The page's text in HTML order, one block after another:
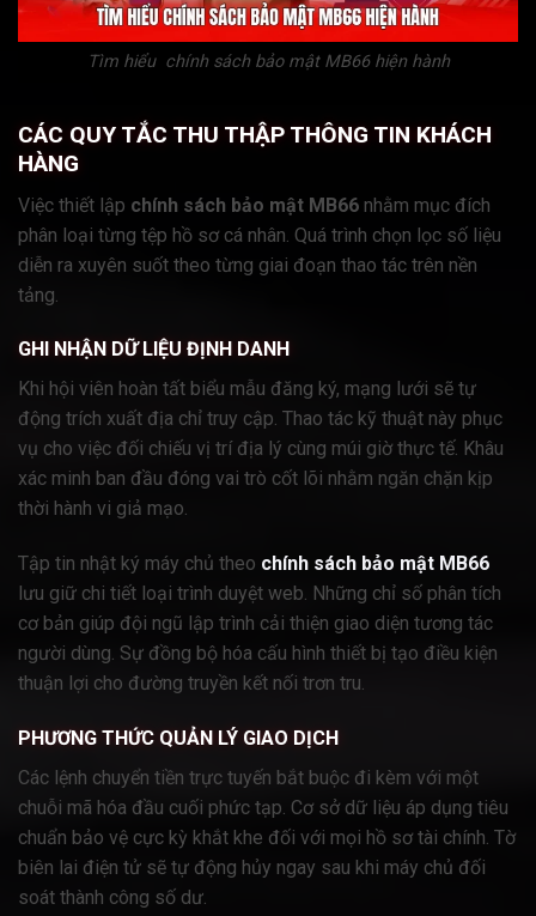
Tìm hiểu chính sách bảo mật MB66 hiện hành
CÁC QUY TẮC THU THẬP THÔNG TIN KHÁCH
HÀNG
Việc thiết lập chính sách bảo mật MB66 nhằm mục đích
phân loại từng tệp hồ sơ cá nhân. Quá trình chọn lọc số liệu
diễn ra xuyên suốt theo từng giai đoạn thao tác trên nền
tảng.
GHI NHẬN DỮ LIỆU ĐỊNH DANH
Khi hội viên hoàn tất biểu mẫu đăng ký, mạng lưới sẽ tự
động trích xuất địa chỉ truy cập. Thao tác kỹ thuật này phục
vụ cho việc đối chiếu vị trí địa lý cùng múi giờ thực tế. Khâu
xác minh ban đầu đóng vai trò cốt lõi nhằm ngăn chặn kịp
thời hành vi giả mạo.
Tập tin nhật ký máy chủ theo chính sách bảo mật MB66
lưu giữ chi tiết loại trình duyệt web. Những chỉ số phân tích
cơ bản giúp đội ngũ lập trình cải thiện giao diện tương tác
người dùng. Sự đồng bộ hóa cấu hình thiết bị tạo điều kiện
thuận lợi cho đường truyền kết nối trơn tru.
PHƯƠNG THỨC QUẢN LÝ GIAO DỊCH
Các lệnh chuyển tiền trực tuyến bắt buộc đi kèm với một
chuỗi mã hóa đầu cuối phức tạp. Cơ sở dữ liệu áp dụng tiêu
chuẩn bảo vệ cực kỳ khắt khe đối với mọi hồ sơ tài chính. Tờ
biên lai điện tử sẽ tự động hủy ngay sau khi máy chủ đối
soát thành công số dư.